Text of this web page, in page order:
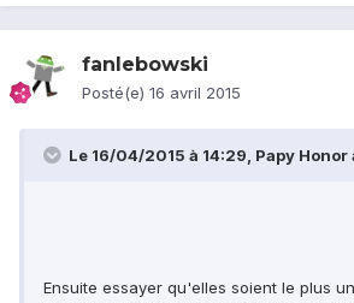
fanlebowski
Posté(e) 16 avril 2015
Le 16/04/2015 à 14:29, Papy Honor
Ensuite essayer qu'elles soient le plus